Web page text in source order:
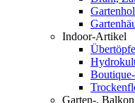
Indoor-Artikel
Garten-,